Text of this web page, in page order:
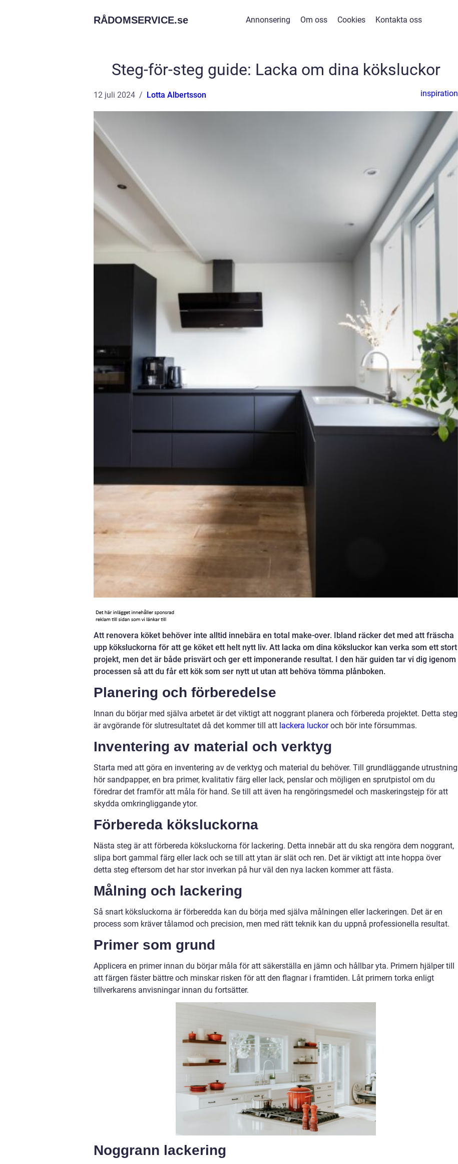
RÅDOMSERVICE.se Annonsering Om oss Cookies Kontakta oss
Steg-för-steg guide: Lacka om dina köksluckor
12 juli 2024 Lotta Albertsson inspiration
Att renovera köket behöver inte alltid innebära en total make-over. Ibland räcker det med att fräscha
upp köksluckorna för att ge köket ett helt nytt liv. Att lacka om dina köksluckor kan verka som ett stort
projekt, men det är både prisvärt och ger ett imponerande resultat. I den här guiden tar vi dig igenom
processen så att du får ett kök som ser nytt ut utan att behöva tömma plånboken.
Planering och förberedelse
Innan du börjar med själva arbetet är det viktigt att noggrant planera och förbereda projektet. Detta steg
är avgörande för slutresultatet då det kommer till att lackera luckoroch bör inte försummas.
Inventering av material och verktyg
Starta med att göra en inventering av de verktyg och material du behöver. Till grundläggande utrustning
hör sandpapper, en bra primer, kvalitativ färg eller lack, penslar och möjligen en sprutpistol om du
föredrar det framför att måla för hand. Se till att även ha rengöringsmedel och maskeringstejp för att
skydda omkringliggande ytor.
Förbereda köksluckorna
Nästa steg är att förbereda köksluckorna för lackering. Detta innebär att du ska rengöra dem noggrant,
slipa bort gammal färg eller lack och se till att ytan är slät och ren. Det är viktigt att inte hoppa över
detta steg eftersom det har stor inverkan på hur väl den nya lacken kommer att fästa.
Målning och lackering
Så snart köksluckorna är förberedda kan du börja med själva målningen eller lackeringen. Det är en
process som kräver tålamod och precision, men med rätt teknik kan du uppnå professionella resultat.
Primer som grund
Applicera en primer innan du börjar måla för att säkerställa en jämn och hållbar yta. Primern hjälper till
att färgen fäster bättre och minskar risken för att den flagnar i framtiden. Låt primern torka enligt
tillverkarens anvisningar innan du fortsätter.
Noggrann lackering